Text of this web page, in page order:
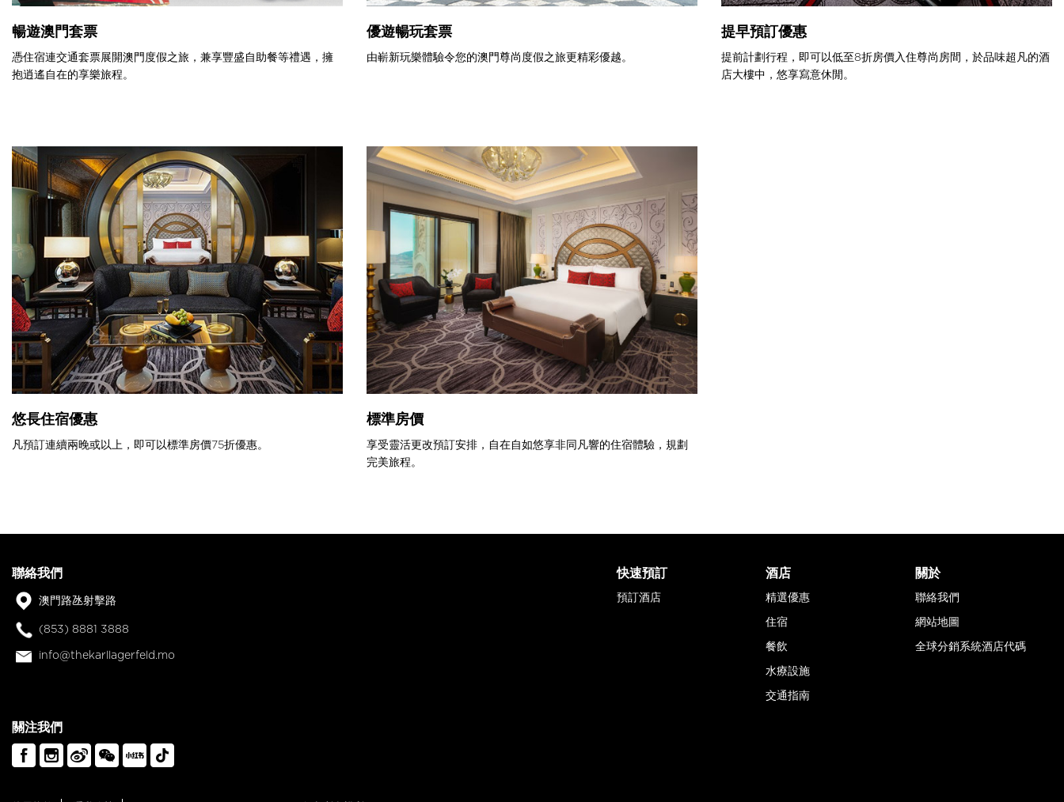
暢遊澳門套票
憑住宿連交通套票展開澳門度假之旅，兼享豐盛自助餐等禮遇，擁
抱逍遙自在的享樂旅程。
優遊暢玩套票
由嶄新玩樂體驗令您的澳門尊尚度假之旅更精彩優越。
提早預訂優惠
提前計劃行程，即可以低至8折房價入住尊尚房間，於品味超凡的酒
店大樓中，悠享寫意休閒。
悠長住宿優惠
凡預訂連續兩晚或以上，即可以標準房價75折優惠。
標準房價
享受靈活更改預訂安排，自在自如悠享非同凡響的住宿體驗，規劃
完美旅程。
聯絡我們
澳門路氹射擊路
(853) 8881 3888
info@thekarllagerfeld.mo
快速預訂
預訂酒店
酒店
精選優惠
住宿
餐飲
水療設施
交通指南
關於
聯絡我們
網站地圖
全球分銷系統酒店代碼
關注我們